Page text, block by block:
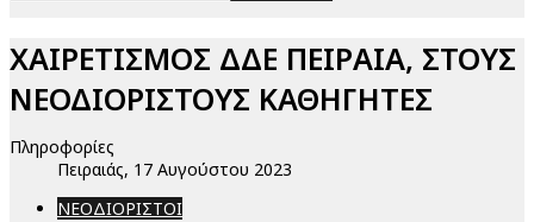
ΧΑΙΡΕΤΙΣΜΟΣ ΔΔΕ ΠΕΙΡΑΙΑ, ΣΤΟΥΣ
ΝΕΟΔΙΟΡΙΣΤΟΥΣ ΚΑΘΗΓΗΤΕΣ
Πληροφορίες
Πειραιάς, 17 Αυγούστου 2023
ΝΕΟΔΙΟΡΙΣΤΟΙ